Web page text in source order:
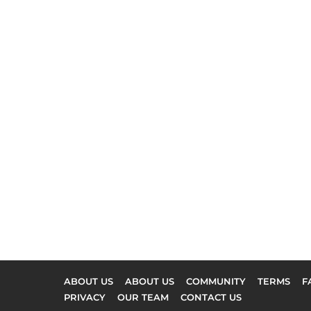
ABOUT US ABOUT US COMMUNITY TERMS
PRIVACY
OUR TEAM CONTACT US